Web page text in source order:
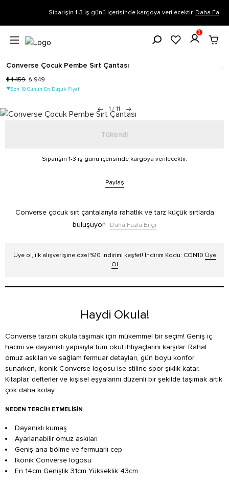
Siparişin 1-3 iş günü içerisinde kargoya verilecektir.Daha Fazla Bilgi
1
Converse Çocuk Pembe Sırt Çantası
₺ 1.459 ₺ 949
Son 10 Günün En Düşük Fiyatı
1 / 11
Tükendi
Siparişin 1-3 iş günü içerisinde kargoya verilecektir.
Paylaş
Converse çocuk sırt çantalarıyla rahatlık ve tarz küçük sırtlarda
buluşuyor!
Daha Fazla Bilgi
Üye ol, ilk alışverişine özel %10 İndirimi keşfet! İndirim Kodu: CON10 Üye
Ol
Haydi Okula!
Converse tarzını okula taşımak için mükemmel bir seçim! Geniş iç
hacmi ve dayanıklı yapısıyla tüm okul ihtiyaçlarını karşılar. Rahat
omuz askıları ve sağlam fermuar detayları, gün boyu konfor
sunarken, ikonik Converse logosu ise stiline spor şıklık katar.
Kitaplar, defterler ve kişisel eşyalarını düzenli bir şekilde taşımak artık
çok daha kolay.
NEDEN TERCIH ETMELISIN
Dayanıklı kumaş
Ayarlanabilir omuz askıları
Geniş ana bölme ve fermuarlı cep
İkonik Converse logosu
En 14cm Genişlik 31cm Yükseklik 43cm